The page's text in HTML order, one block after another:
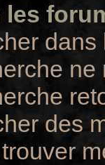
les
dans
des